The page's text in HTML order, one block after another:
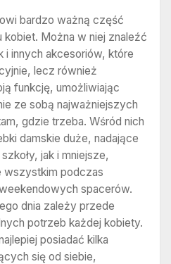
bardzo ważną część
Można w niej znaleźć
i innych akcesoriów, które
lecz również
funkcję, umożliwiając
ze sobą najważniejszych
gdzie trzeba. Wśród nich
damskie duże, nadające
jak i mniejsze,
podczas
spacerów.
dnia zależy przede
potrzeb każdej kobiety.
posiadać kilka
się od siebie,